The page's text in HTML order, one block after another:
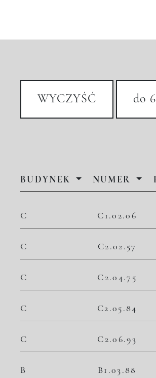
WYCZYŚĆ do
BUDYNEK NUMER
C C1.02.06
C C2.02.57
C C2.04.75
C C2.05.84
C C2.06.93
B B1.03.88